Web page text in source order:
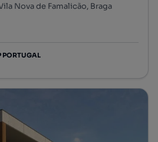
Nova de Famalicão, Braga
PORTUGAL